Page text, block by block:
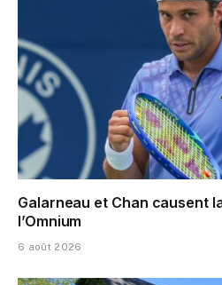
Galarneau et Chan causent
l’Omnium
6 août 2026